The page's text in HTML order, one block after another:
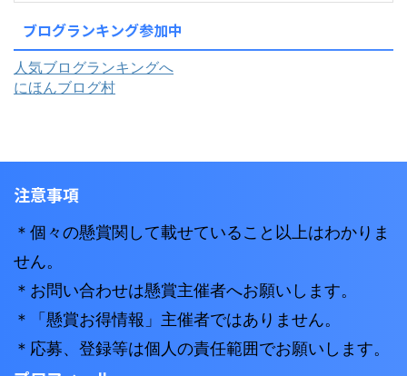
ブログランキング参加中
人気ブログランキングへ
にほんブログ村
注意事項
＊個々の懸賞関して載せていること以上はわかりま
せん。
＊お問い合わせは懸賞主催者へお願いします。
＊「懸賞お得情報」主催者ではありません。
＊応募、登録等は個人の責任範囲でお願いします。